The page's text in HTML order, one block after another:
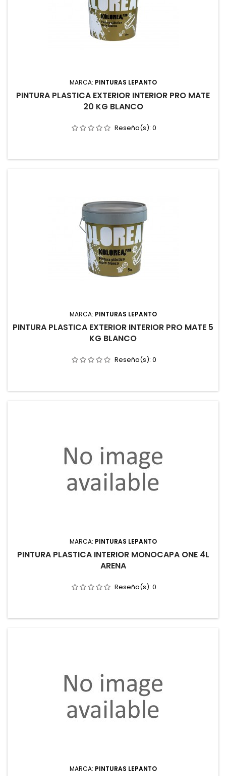
MARCA: PINTURAS LEPANTO
PINTURA PLASTICA EXTERIOR INTERIOR PRO MATE
20 KG BLANCO
Reseña(s): 0
MARCA: PINTURAS LEPANTO
PINTURA PLASTICA EXTERIOR INTERIOR PRO MATE 5
KG BLANCO
Reseña(s): 0
MARCA: PINTURAS LEPANTO
PINTURA PLASTICA INTERIOR MONOCAPA ONE 4L
ARENA
Reseña(s): 0
MARCA: PINTURAS LEPANTO